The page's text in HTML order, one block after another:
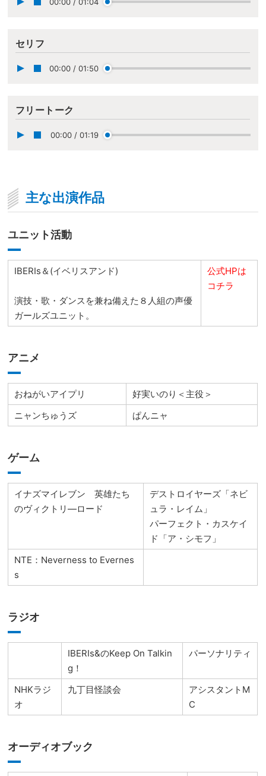
セリフ
00:00 / 01:50
フリートーク
00:00 / 01:19
主な出演作品
ユニット活動
IBERIs＆(イベリスアンド)
演技・歌・ダンスを兼ね備えた８人組の声優
ガールズユニット。
公式HPは
コチラ
アニメ
おねがいアイプリ
好実いのり＜主役＞
ニャンちゅうズ
ぱんニャ
ゲーム
イナズマイレブン 英雄たち
のヴィクトリ―ロード
デストロイヤーズ「ネビ
ュラ・レイム」
パーフェクト・カスケイ
ド「ア・シモフ」
NTE：Neverness to Evernes
s
ラジオ
IBERIs&のKeep On Talkin
g！
パーソナリティ
NHKラジ
オ
九丁目怪談会
アシスタントM
C
オーディオブック